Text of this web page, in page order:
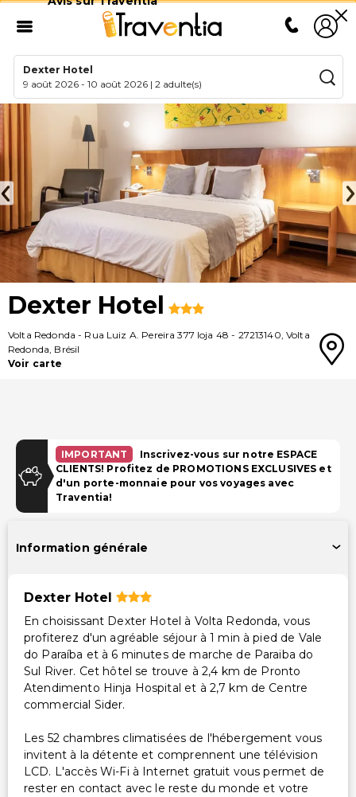
Dexter Hotel
9 août 2026 -10 août 2026 |2 adulte(s)
Dexter Hotel
Volta Redonda - Rua Luiz A. Pereira 377 loja 48 - 27213140,Volta
Redonda, Brésil
Voir carte
IMPORTANT
Inscrivez-vous sur notre ESPACE
CLIENTS! Profitez de PROMOTIONS EXCLUSIVES et
d'un porte-monnaie pour vos voyages avec
Traventia!
Information générale
Dexter Hotel
En choisissant Dexter Hotel à Volta Redonda, vous
profiterez d'un agréable séjour à 1 min à pied de Vale
do Paraíba et à 6 minutes de marche de Paraiba do
Sul River. Cet hôtel se trouve à 2,4 km de Pronto
Atendimento Hinja Hospital et à 2,7 km de Centre
commercial Sider.
Les 52 chambres climatisées de l'hébergement vous
invitent à la détente et comprennent une télévision
LCD. L'accès Wi-Fi à Internet gratuit vous permet de
rester en contact avec le reste du monde et votre